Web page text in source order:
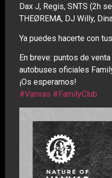
Dax J, Regis, SNTS (2h
THEØREMA, DJ Willy,
Ya puedes hacerte con
En breve: puntos de
autobuses oficiales
¡Os esperamos!
#Vanvas #FamilyClub